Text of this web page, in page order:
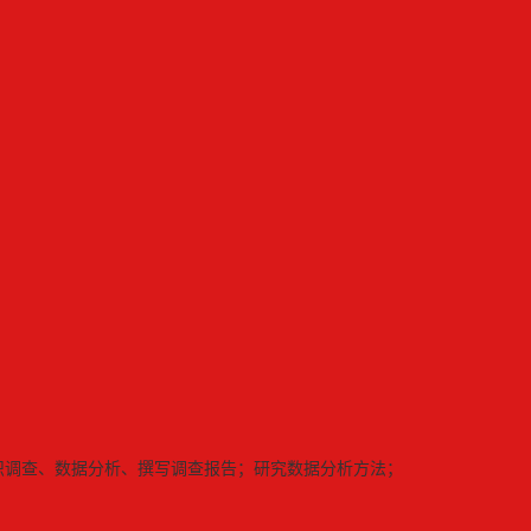
查、数据分析、撰写调查报告；研究数据分析方法；